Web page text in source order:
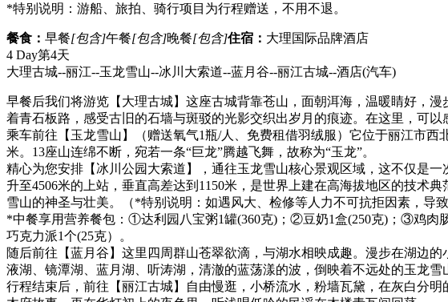
*特别说明：游船、旅拍、骑行项目为行程赠送，不用不退。
餐食： 早餐[包含]午餐[包含]晚餐[包含]住宿： 大理国际品牌酒店
4 Day第4天
大理古城--丽江--玉龙雪山--冰川大索道--蓝月谷--丽江古城--酒店(汽车)
早餐后我们将游览【大理古城】这座古城背靠苍山，面朝洱海，温暖睛好，
着青石板路，感受古旧的石墙与斑驳的光影交织出岁月的痕迹。在这里，可以
乘车前往【玉龙雪山】（赠送氧气1瓶/人、免费租借羽绒服）它位于丽江市
米。13座山连绵不断，宛若一条“巨龙”腾越飞舞，故称为“玉龙”。
精心为您安排【冰川公园大索道】，通往玉龙雪山核心景观区域，这不仅是
升至4506米的上站，垂直高差达到1150米，是世界上建在高海拔地区的技术
雪山的神圣与壮美。（*特别说明：如遇风大、检修等人力不可抗拒因素，导
*中餐享用营养餐包：①达利园八宝粥1罐(360克)；②豆奶1盒(250克)；③鸡
巧克力派1个(25克）。
随后前往【蓝月谷】这里四周群山苍翠欲滴，与湖水相映成趣。漫步在湖边
液湖、镜潭湖、蓝月湖、听涛湖，清澈的蓝荡漾的波，倒映着不远处的玉龙雪
行程结束后，前往【丽江古城】自由慢逛，小桥流水，粉墙瓦黛，在灰白分